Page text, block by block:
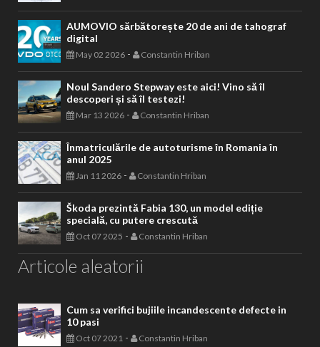
AUMOVIO sărbătorește 20 de ani de tahograf
digital
May 02 2026 - Constantin Hriban
Noul Sandero Stepway este aici! Vino să îl
descoperi și să îl testezi!
Mar 13 2026 - Constantin Hriban
Înmatriculările de autoturisme în Romania în
anul 2025
Jan 11 2026 - Constantin Hriban
Škoda prezintă Fabia 130, un model ediție
specială, cu putere crescută
Oct 07 2025 - Constantin Hriban
Articole aleatorii
Cum sa verifici bujiile incandescente defecte in
10 pasi
Oct 07 2021 - Constantin Hriban